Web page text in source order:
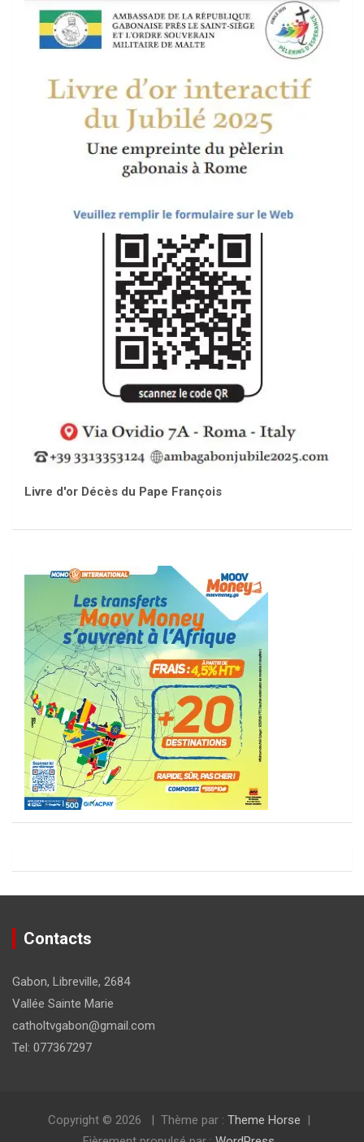
Livre d'or Décès du Pape François
Contacts
Gabon, Libreville, 2684
Vallée Sainte Marie
catholtvgabon@gmail.com
Tel: 077367297
Copyright © 2026 Thème par : Theme Horse